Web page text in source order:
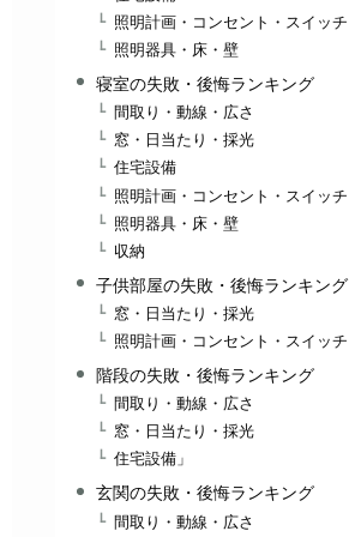
照明計画・コンセント・スイッチ
照明器具・床・壁
寝室の失敗・後悔ランキング
間取り・動線・広さ
窓・日当たり・採光
住宅設備
照明計画・コンセント・スイッチ
照明器具・床・壁
収納
子供部屋の失敗・後悔ランキング
窓・日当たり・採光
照明計画・コンセント・スイッチ
階段の失敗・後悔ランキング
間取り・動線・広さ
窓・日当たり・採光
住宅設備」
玄関の失敗・後悔ランキング
間取り・動線・広さ